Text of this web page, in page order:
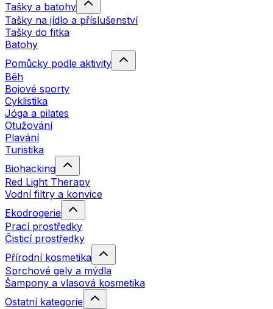
Tašky a batohy
Tašky na jídlo a příslušenství
Tašky do fitka
Batohy
Pomůcky podle aktivity
Běh
Bojové sporty
Cyklistika
Jóga a pilates
Otužování
Plavání
Turistika
Biohacking
Red Light Therapy
Vodní filtry a konvice
Ekodrogerie
Prací prostředky
Čisticí prostředky
Přírodní kosmetika
Sprchové gely a mýdla
Šampony a vlasová kosmetika
Ostatní kategorie